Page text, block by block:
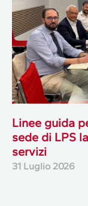
Linee guida
sede di LPS
servizi
31 Luglio 2026